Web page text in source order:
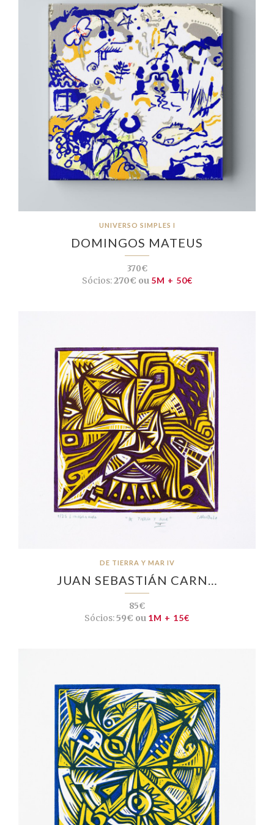
UNIVERSO SIMPLES I
DOMINGOS MATEUS
370€
Sócios:270€ ou 5M + 50€
DE TIERRA Y MAR IV
JUAN SEBASTIÁN CARN…
85€
Sócios:59€ ou 1M + 15€